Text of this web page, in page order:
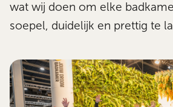
wat wij doen om elke
soepel, duidelijk en prettig te